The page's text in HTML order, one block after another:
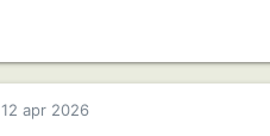
12 apr 2026